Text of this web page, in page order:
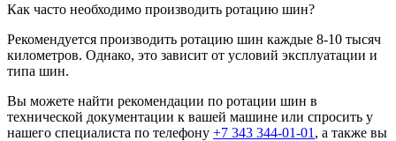
Как часто необходимо производить ротацию шин?
Рекомендуется производить ротацию шин каждые 8-10 тысяч
километров. Однако, это зависит от условий эксплуатации и
типа шин.
Вы можете найти рекомендации по ротации шин в
технической документации к вашей машине или спросить у
нашего специалиста по телефону +7 343 344-01-01 , а также вы